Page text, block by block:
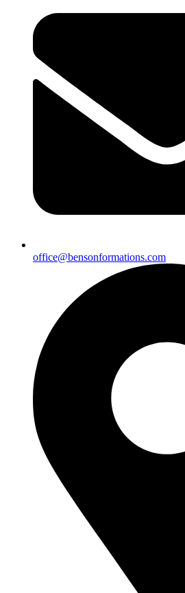
office@bensonformations.com​